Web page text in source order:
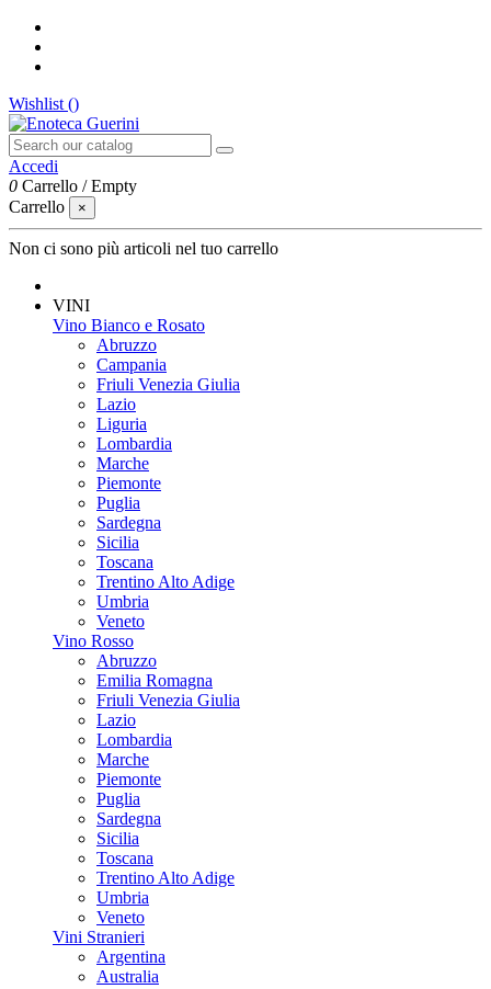
Wishlist ()
Accedi
0 Carrello /Empty
Carrello
×
Non ci sono più articoli nel tuo carrello
VINI
Vino Bianco e Rosato
Abruzzo
Campania
Friuli Venezia Giulia
Lazio
Liguria
Lombardia
Marche
Piemonte
Puglia
Sardegna
Sicilia
Toscana
Trentino Alto Adige
Umbria
Veneto
Vino Rosso
Abruzzo
Emilia Romagna
Friuli Venezia Giulia
Lazio
Lombardia
Marche
Piemonte
Puglia
Sardegna
Sicilia
Toscana
Trentino Alto Adige
Umbria
Veneto
Vini Stranieri
Argentina
Australia